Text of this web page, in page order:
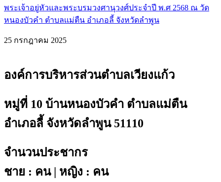
พระเจ้าอยู่หัวและพระบรมวงศานุวงศ์ประจำปี พ.ศ 2568 ณ วัด
หนองบัวคำ ตำบลเเม่ตืน อำเภอลี้ จังหวัดลำพูน
25 กรกฎาคม 2025
องค์การบริหารส่วนตำบลเวียงแก้ว
หมู่ที่ 10 บ้านหนองบัวคำ ตำบลแม่ตืน
อำเภอลี้ จังหวัดลำพูน 51110
จำนวนประชากร
ชาย : คน | หญิง : คน